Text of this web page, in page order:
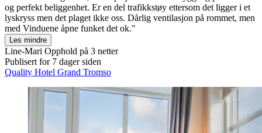
og perfekt beliggenhet. Er en del trafikkstøy ettersom det ligger i et
lyskryss men det plaget ikke oss. Dårlig ventilasjon på rommet, men
med Vinduene åpne funket det ok."
Les mindre
Line-Mari Opphold på 3 netter
Publisert for 7 dager siden
Quality Hotel Grand Tromso